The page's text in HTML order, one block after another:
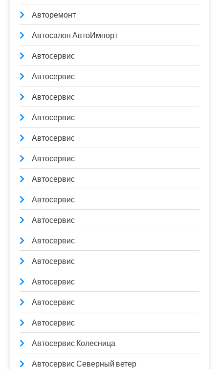
Авторемонт
Автосалон АвтоИмпорт
Автосервис
Автосервис
Автосервис
Автосервис
Автосервис
Автосервис
Автосервис
Автосервис
Автосервис
Автосервис
Автосервис
Автосервис
Автосервис
Автосервис
Автосервис Колесница
Автосервис Северный ветер